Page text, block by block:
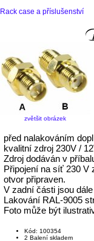
Rack case a příslušenství
zvětšit obrázek
před nalakováním
kvalitní zdroj 230V /
Zdroj dodáván v
Připojení na síť 230 V
otvor připraven.
V zadní části jsou
Lakování RAL-9005
Foto může být
Kód: 100354
2 Balení skladem